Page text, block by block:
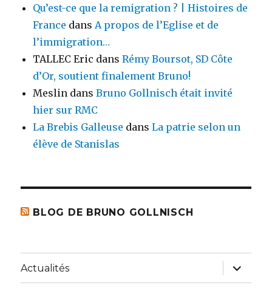
Qu’est-ce que la remigration ? | Histoires de
France dansA propos de l’Eglise et de
l’immigration…
TALLEC Eric dansRémy Boursot, SD Côte
d’Or, soutient finalement Bruno!
Meslin dansBruno Gollnisch était invité
hier sur RMC
La Brebis Galleuse dansLa patrie selon un
élève de Stanislas
BLOG DE BRUNO GOLLNISCH
Actualités
ouvrir
le
sous-